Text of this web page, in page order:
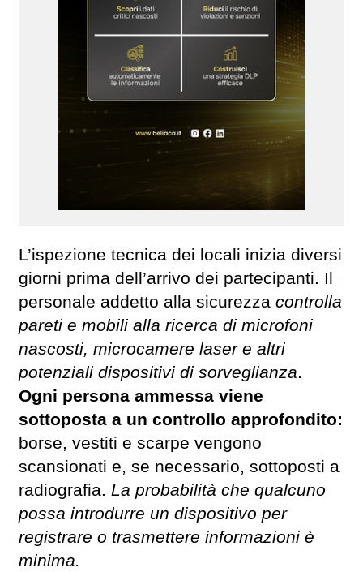
L’ispezione tecnica dei locali inizia diversi
giorni prima dell’arrivo dei partecipanti. Il
personale addetto alla sicurezza controlla
pareti e mobili alla ricerca di microfoni
nascosti, microcamere laser e altri
potenziali dispositivi di sorveglianza.
Ogni persona ammessa viene
sottoposta a un controllo approfondito:
borse, vestiti e scarpe vengono
scansionati e, se necessario, sottoposti a
radiografia. La probabilità che qualcuno
possa introdurre un dispositivo per
registrare o trasmettere informazioni è
minima.